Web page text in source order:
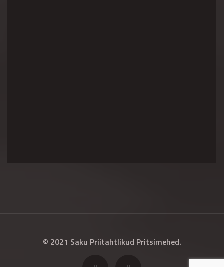
© 2021 Saku Priitahtlikud Pritsimehed.